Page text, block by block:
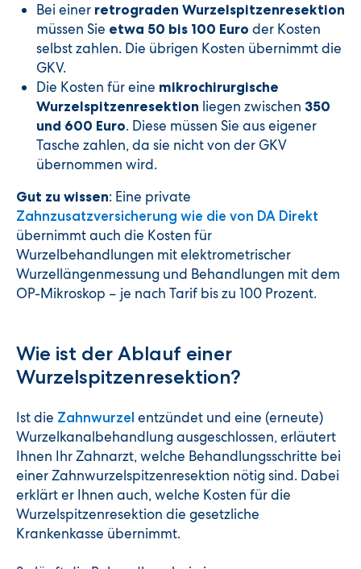
Bei einer retrograden Wurzelspitzenresektion
müssen Sie etwa 50 bis 100 Euro der Kosten
selbst zahlen. Die übrigen Kosten übernimmt die
GKV.
Die Kosten für eine mikrochirurgische
Wurzelspitzenresektion liegen zwischen 350
und 600 Euro. Diese müssen Sie aus eigener
Tasche zahlen, da sie nicht von der GKV
übernommen wird.
Gut zu wissen: Eine private
Zahnzusatzversicherung wie die von DA Direkt
übernimmt auch die Kosten für
Wurzelbehandlungen mit elektrometrischer
Wurzellängenmessung und Behandlungen mit dem
OP-Mikroskop – je nach Tarif bis zu 100 Prozent.
Wie ist der Ablauf einer
Wurzelspitzenresektion?
Ist die Zahnwurzel entzündet und eine (erneute)
Wurzelkanalbehandlung ausgeschlossen, erläutert
Ihnen Ihr Zahnarzt, welche Behandlungsschritte bei
einer Zahnwurzelspitzenresektion nötig sind. Dabei
erklärt er Ihnen auch, welche Kosten für die
Wurzelspitzenresektion die gesetzliche
Krankenkasse übernimmt.